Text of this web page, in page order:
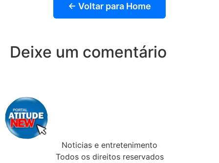
← Voltar para Home
Deixe um comentário
Noticias e entretenimento
Todos os direitos reservados